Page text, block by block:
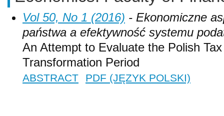
Vol 50, No 1 (2016) - Ekonomiczne
państwa a efektywność systemu
An Attempt to Evaluate the Polish
Transformation Period
ABSTRACT PDF (JĘZYK POLSKI)